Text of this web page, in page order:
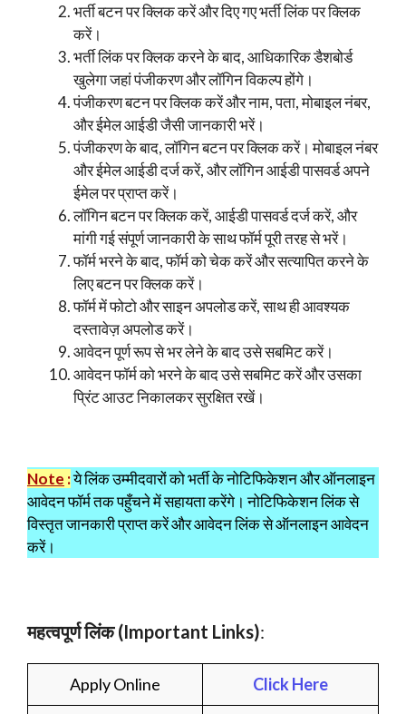
भर्ती बटन पर क्लिक करें और दिए गए भर्ती लिंक पर क्लिक
करें।
भर्ती लिंक पर क्लिक करने के बाद, आधिकारिक डैशबोर्ड
खुलेगा जहां पंजीकरण और लॉगिन विकल्प होंगे।
पंजीकरण बटन पर क्लिक करें और नाम, पता, मोबाइल नंबर,
और ईमेल आईडी जैसी जानकारी भरें।
पंजीकरण के बाद, लॉगिन बटन पर क्लिक करें। मोबाइल नंबर
और ईमेल आईडी दर्ज करें, और लॉगिन आईडी पासवर्ड अपने
ईमेल पर प्राप्त करें।
लॉगिन बटन पर क्लिक करें, आईडी पासवर्ड दर्ज करें, और
मांगी गई संपूर्ण जानकारी के साथ फॉर्म पूरी तरह से भरें।
फॉर्म भरने के बाद, फॉर्म को चेक करें और सत्यापित करने के
लिए बटन पर क्लिक करें।
फॉर्म में फोटो और साइन अपलोड करें, साथ ही आवश्यक
दस्तावेज़ अपलोड करें।
आवेदन पूर्ण रूप से भर लेने के बाद उसे सबमिट करें।
आवेदन फॉर्म को भरने के बाद उसे सबमिट करें और उसका
प्रिंट आउट निकालकर सुरक्षित रखें।
Note :ये लिंक उम्मीदवारों को भर्ती के नोटिफिकेशन और ऑनलाइन
आवेदन फॉर्म तक पहुँचने में सहायता करेंगे। नोटिफिकेशन लिंक से
विस्तृत जानकारी प्राप्त करें और आवेदन लिंक से ऑनलाइन आवेदन
करें।
महत्वपूर्ण लिंक (Important Links):
Apply Online Click Here